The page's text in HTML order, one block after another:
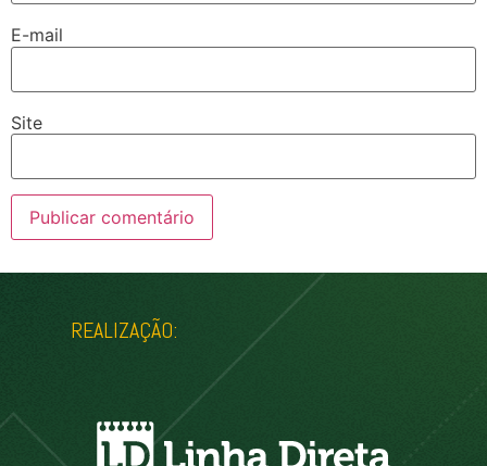
E-mail
Site
REALIZAÇÃO: